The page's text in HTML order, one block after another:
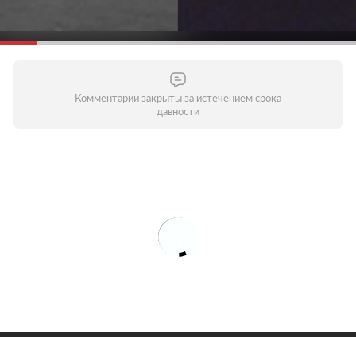
Комментарии закрыты за истечением срока
давности